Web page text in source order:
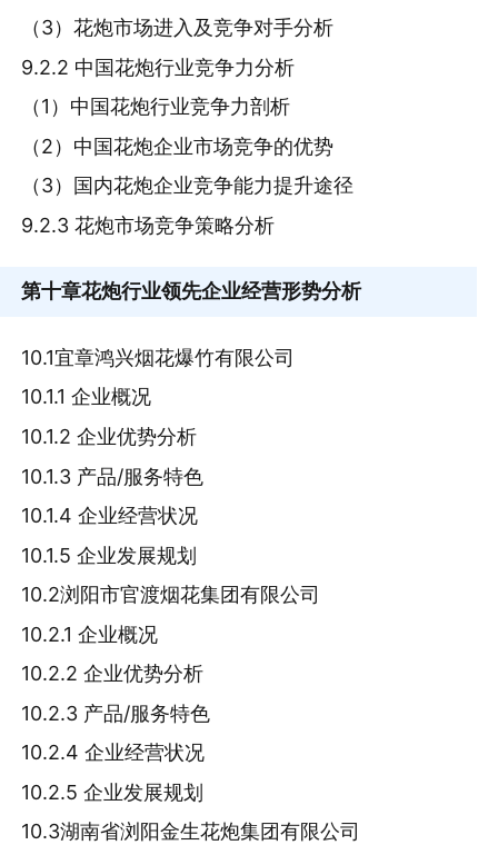
（3）花炮市场进入及竞争对手分析
9.2.2 中国花炮行业竞争力分析
（1）中国花炮行业竞争力剖析
（2）中国花炮企业市场竞争的优势
（3）国内花炮企业竞争能力提升途径
9.2.3 花炮市场竞争策略分析
第十章花炮行业领先企业经营形势分析
10.1宜章鸿兴烟花爆竹有限公司
10.1.1 企业概况
10.1.2 企业优势分析
10.1.3 产品/服务特色
10.1.4 企业经营状况
10.1.5 企业发展规划
10.2浏阳市官渡烟花集团有限公司
10.2.1 企业概况
10.2.2 企业优势分析
10.2.3 产品/服务特色
10.2.4 企业经营状况
10.2.5 企业发展规划
10.3湖南省浏阳金生花炮集团有限公司